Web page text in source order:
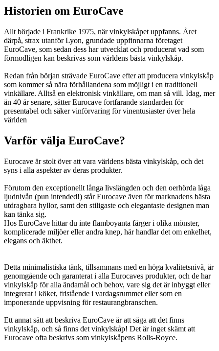
Historien om EuroCave
Allt började i Frankrike 1975, när vinkylskåpet uppfanns. Året
därpå, strax utanför Lyon, grundade uppfinnarna företaget
EuroCave, som sedan dess har utvecklat och producerat vad som
förmodligen kan beskrivas som världens bästa vinkylskåp.
Redan från början strävade EuroCave efter att producera vinkylskåp
som kommer så nära förhållandena som möjligt i en traditionell
vinkällare. Alltså en elektronisk vinkällare, om man så vill. Idag, mer
än 40 år senare, sätter Eurocave fortfarande standarden för
presentabel och säker vinförvaring för vinentusiaster över hela
världen
Varför välja EuroCave?
Eurocave är stolt över att vara världens bästa vinkylskåp, och det
syns i alla aspekter av deras produkter.
Förutom den exceptionellt långa livslängden och den oerhörda låga
ljudnivån (pun intended!) står Eurocave även för marknadens bästa
utdragbara hyllor, samt den stiligaste och elegantaste designen man
kan tänka sig.
Hos EuroCave hittar du inte flamboyanta färger i olika mönster,
komplicerade miljöer eller andra knep, här handlar det om enkelhet,
elegans och äkthet.
Detta minimalistiska tänk, tillsammans med en höga kvalitetsnivå, är
genomgående och garanterat i alla Eurocaves produkter, och de har
vinkylskåp för alla ändamål och behov, vare sig det är inbyggt eller
integrerat i köket, fristående i vardagsrummet eller som en
imponerande uppvisning för restaurangbranschen.
Ett annat sätt att beskriva EuroCave är att säga att det finns
vinkylskåp, och så finns det vinkylskåp! Det är inget skämt att
Eurocave ofta beskrivs som vinkylskåpens Rolls-Royce.